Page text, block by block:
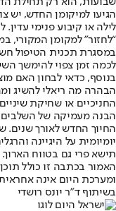
הגיעו למיקומן החדש, יש
לילה או קיבוע פנימי
“לחזור” למקומן המקורי,
במסגרת תכנית הטיפול
לכמה זמן צפוי להימשך
בנוסף, כדאי לבחון האם
הבהרה מה ריאלי להשיג
החניכיים או שחיקת
הבנה מעמיקה של
החיוך החדש לאורך שנים.
יומיומית על היגיינה
תישא פרי גם בטווח הארוך.
האמור בכתבה זו כולל
ומערכת היום אינה
בשיתוף ד"ר יונס רושדי